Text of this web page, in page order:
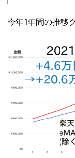
今年1年間の推移